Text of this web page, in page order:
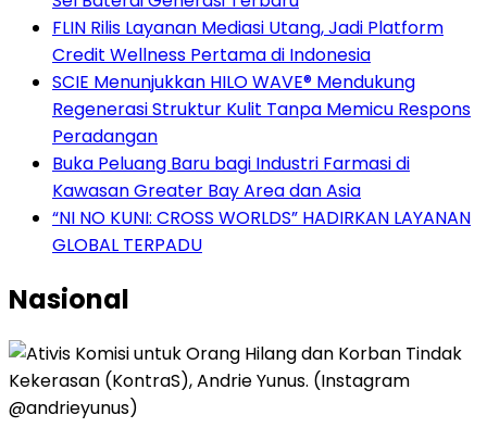
FLIN Rilis Layanan Mediasi Utang, Jadi Platform
Credit Wellness Pertama di Indonesia
SCIE Menunjukkan HILO WAVE® Mendukung
Regenerasi Struktur Kulit Tanpa Memicu Respons
Peradangan
Buka Peluang Baru bagi Industri Farmasi di
Kawasan Greater Bay Area dan Asia
“NI NO KUNI: CROSS WORLDS” HADIRKAN LAYANAN
GLOBAL TERPADU
Nasional